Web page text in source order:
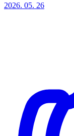
2026. 05. 26